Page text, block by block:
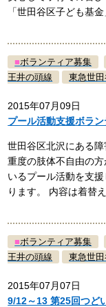
「世田谷区子ども
■ボランティア募集
王井の頭線
東急世
2015年07月09日
プール活動支援ボラ
世田谷区北沢にある
重度の肢体不自由の
いるプール活動を支
ります。 内容は着
■ボランティア募集
王井の頭線
東急世
2015年07月07日
9/12～13 第25回つど